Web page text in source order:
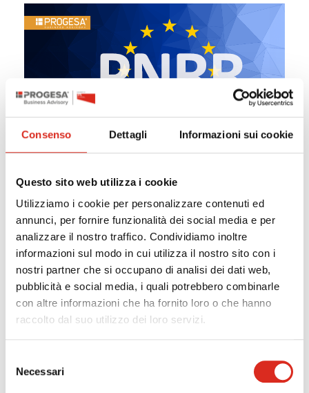
Consenso Dettagli Informazioni sui cookie
Questo sito web utilizza i cookie
Utilizziamo i cookie per personalizzare contenuti ed
annunci, per fornire funzionalità dei social media e per
analizzare il nostro traffico. Condividiamo inoltre
informazioni sul modo in cui utilizza il nostro sito con i
nostri partner che si occupano di analisi dei dati web,
pubblicità e social media, i quali potrebbero combinarle
con altre informazioni che ha fornito loro o che hanno
raccolto dal suo utilizzo dei loro servizi.
delNecessari
E-LEARNING
AGEVOLAZIONI
CONTATTI
posticipato il termine finale per la presentazione delle
domande di agevolazione alle ore 12.00 del17 giugno
2025.
Approfondisci i dettagli del bando
precedente:mimit - contributi per la filiera del legno
successivo:microsoft power bi: vantaggi, limiti e confronto con